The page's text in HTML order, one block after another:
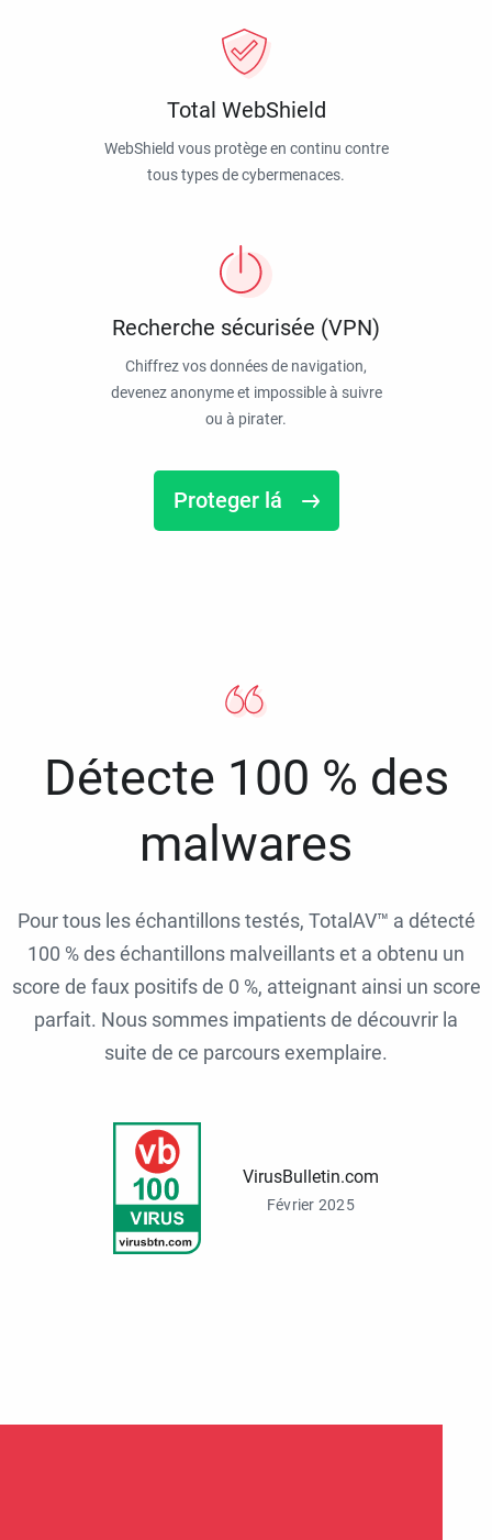
Total WebShield
WebShield vous protège en continu contre
tous types de cybermenaces.
Recherche sécurisée (VPN)
Chiffrez vos données de navigation,
devenez anonyme et impossible à suivre
ou à pirater.
Proteger lá
Détecte 100 % des
malwares
Pour tous les échantillons testés, TotalAV™ a détecté
100 % des échantillons malveillants et a obtenu un
score de faux positifs de 0 %, atteignant ainsi un score
parfait. Nous sommes impatients de découvrir la
suite de ce parcours exemplaire.
VirusBulletin.com
Février 2025